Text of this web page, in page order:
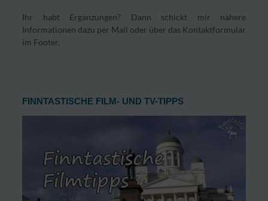
Ihr habt Ergänzungen? Dann schickt mir nähere
Informationen dazu per Mail oder über das Kontaktformular
im Footer.
FINNTASTISCHE FILM- UND TV-TIPPS